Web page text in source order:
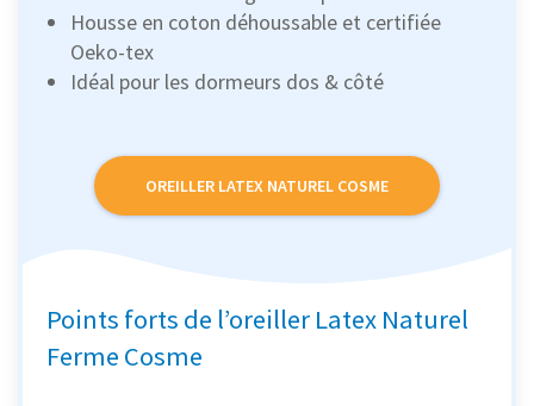
Housse en coton déhoussable et certifiée
Oeko-tex
Idéal pour les dormeurs dos & côté
OREILLER LATEX NATUREL COSME
Points forts de l’oreiller Latex Naturel
Ferme Cosme